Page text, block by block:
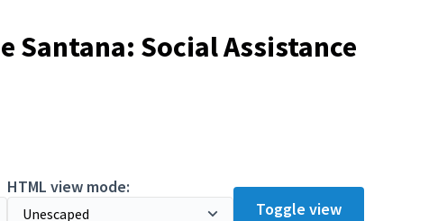
Santana: Social Assistance
HTML view mode:
Toggle view